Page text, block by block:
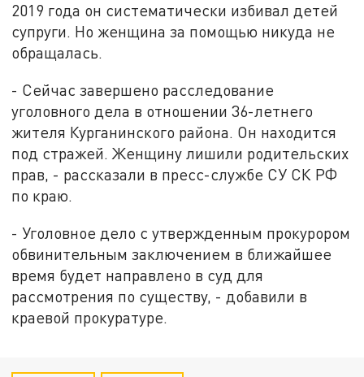
2019 года он систематически избивал детей
супруги. Но женщина за помощью никуда не
обращалась.
- Сейчас завершено расследование
уголовного дела в отношении 36-летнего
жителя Курганинского района. Он находится
под стражей. Женщину лишили родительских
прав, - рассказали в пресс-службе СУ СК РФ
по краю.
- Уголовное дело с утвержденным прокурором
обвинительным заключением в ближайшее
время будет направлено в суд для
рассмотрения по существу, - добавили в
краевой прокуратуре.